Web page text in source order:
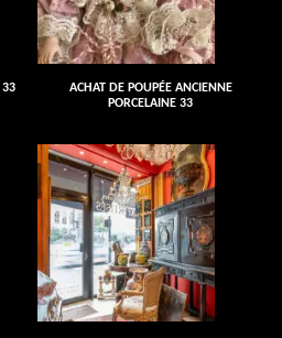
33
ACHAT DE POUPÉE ANCIENNE
PORCELAINE 33